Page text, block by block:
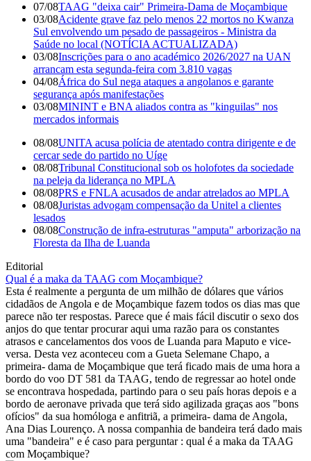
07/08TAAG "deixa cair" Primeira-Dama de Moçambique
03/08Acidente grave faz pelo menos 22 mortos no Kwanza
Sul envolvendo um pesado de passageiros - Ministra da
Saúde no local (NOTÍCIA ACTUALIZADA)
03/08Inscrições para o ano académico 2026/2027 na UAN
arrancam esta segunda-feira com 3.810 vagas
04/08África do Sul nega ataques a angolanos e garante
segurança após manifestações
03/08MININT e BNA aliados contra as "kinguilas" nos
mercados informais
08/08UNITA acusa polícia de atentado contra dirigente e de
cercar sede do partido no Uíge
08/08Tribunal Constitucional sob os holofotes da sociedade
na peleja da liderança no MPLA
08/08PRS e FNLA acusados de andar atrelados ao MPLA
08/08Juristas advogam compensação da Unitel a clientes
lesados
08/08Construção de infra-estruturas "amputa" arborização na
Floresta da Ilha de Luanda
Editorial
Qual é a maka da TAAG com Moçambique?
Esta é realmente a pergunta de um milhão de dólares que vários
cidadãos de Angola e de Moçambique fazem todos os dias mas que
parece não ter respostas. Parece que é mais fácil discutir o sexo dos
anjos do que tentar procurar aqui uma razão para os constantes
atrasos e cancelamentos dos voos de Luanda para Maputo e vice-
versa. Desta vez aconteceu com a Gueta Selemane Chapo, a
primeira- dama de Moçambique que terá ficado mais de uma hora a
bordo do voo DT 581 da TAAG, tendo de regressar ao hotel onde
se encontrava hospedada, partindo para o seu país horas depois e a
bordo de aeronave privada que terá sido agilizada graças aos "bons
ofícios" da sua homóloga e anfitriã, a primeira- dama de Angola,
Ana Dias Lourenço. A nossa companhia de bandeira terá dado mais
uma "bandeira" e é caso para perguntar : qual é a maka da TAAG
com Moçambique?